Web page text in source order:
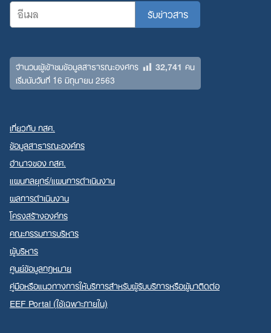
จำนวนผู้เข้าชมข้อมูลสาธารณะองค์กร 32,741 คน
เริ่มนับวันที่ 16 มิถุนายน 2563
เกี่ยวกับ กสศ.
ข้อมูลสาธารณะองค์กร
อำนาจของ กสศ.
แผนกลยุทธ์/แผนการดำเนินงาน
ผลการดำเนินงาน
โครงสร้างองค์กร
คณะกรรมการบริหาร
ผู้บริหาร
ศูนย์ข้อมูลกฎหมาย
คู่มือหรือแนวทางการให้บริการสำหรับผู้รับบริการหรือผู้มาติดต่อ
EEF Portal (ใช้เฉพาะภายใน)